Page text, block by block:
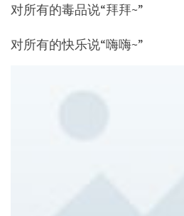
对所有的毒品说“拜拜~”
对所有的快乐说“嗨嗨~”